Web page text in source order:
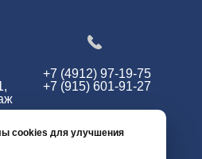
+7 (4912) 97-19-75
+7 (915) 601-91-27
cookies для улучшения